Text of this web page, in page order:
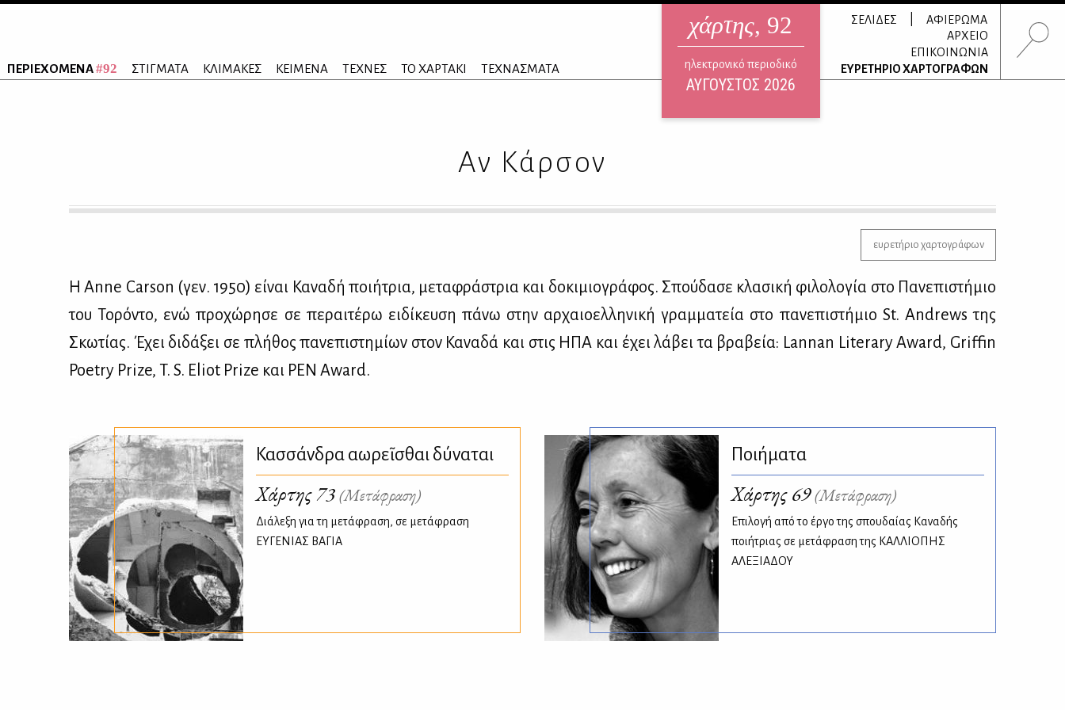
ΠΕΡΙΕΧΟΜΕΝΑ#92 ΣΤΙΓΜΑΤΑ ΚΛΙΜΑΚΕΣ ΚΕΙΜΕΝΑ ΤΕΧΝΕΣ ΤΟ ΧΑΡΤΑΚΙ ΤΕΧΝΑΣΜΑΤΑ
χάρτης, 92
ηλεκτρονικό περιοδικό
ΑΥΓΟΥΣΤΟΣ 2026
ΣΕΛΙΔΕΣ
ΑΦΙΕΡΩΜΑ
ΑΡΧΕΙΟ
ΕΠΙΚΟΙΝΩΝΙΑ
ΕΥΡΕΤΗΡΙΟ ΧΑΡΤΟΓΡΑΦΩΝ
Αν Κάρσον
ευρετήριο χαρτογράφων
Η Anne Carson (γεν. 1950) εί­ναι Κα­να­δή ποι­ή­τρια, με­τα­φρά­στρια και δο­κι­μιο­γρά­φος. Σπού­δα­σε κλα­σι­κή φι­λο­λο­γία στο Πα­νε­πι­στή­μιο
του Το­ρό­ντο, ενώ προ­χώ­ρη­σε σε πε­ραι­τέ­ρω ει­δί­κευ­ση πά­νω στην αρ­χαιο­ελ­λη­νι­κή γραμ­μα­τεία στο πα­νε­πι­στή­μιο St. Andrews της
Σκω­τί­ας. Έχει δι­δά­ξει σε πλή­θος πα­νε­πι­στη­μί­ων στον Κα­να­δά και στις ΗΠΑ και έχει λά­βει τα βρα­βεία: Lannan Literary Award, Griffin
Poetry Prize, T. S. Eliot Prize και PEN Award.
Κασσάνδρα αἰωρεῖσθαι δύναται
Χάρτης 73(Μετάφραση)
Διάλεξη για τη μετάφραση, σε μετάφραση
ΕΥΓΕΝΙΑΣ ΒΑΓΙΑ
Ποιήματα
Χάρτης 69(Μετάφραση)
Επιλογή από το έργο της σπουδαίας Καναδής
ποιήτριας σε μετάφραση της ΚΑΛΛΙΟΠΗΣ
ΑΛΕΞΙΑΔΟΥ